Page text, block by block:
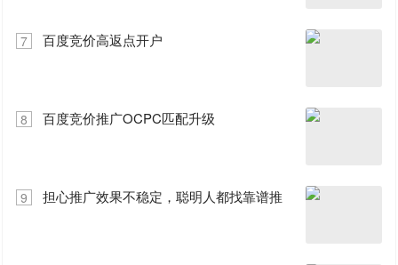
7 百度竞价高返点开户
8 百度竞价推广OCPC匹配升级
9 担心推广效果不稳定，聪明人都找靠谱推